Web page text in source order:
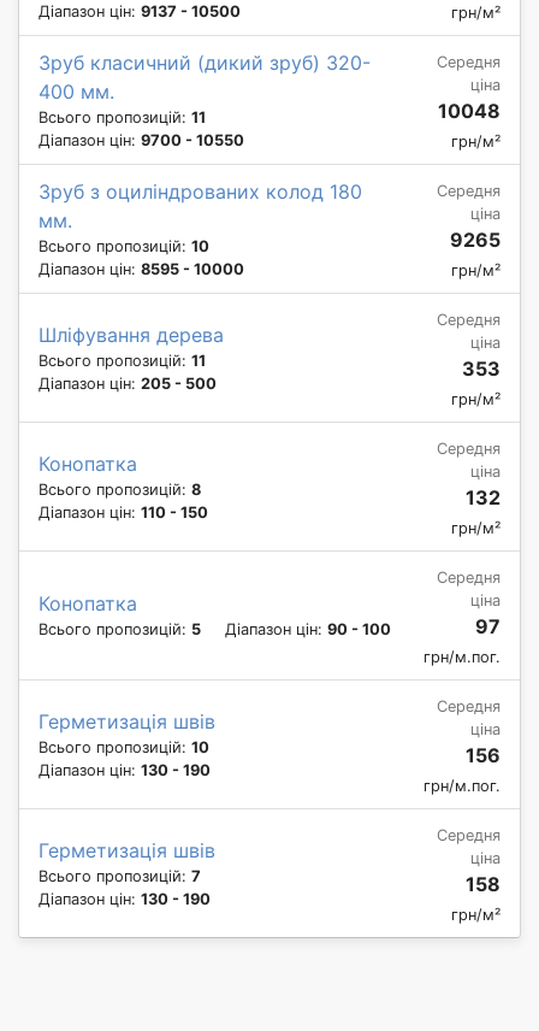
Діапазон цін: 9137 - 10500 грн/м²
Зруб класичний (дикий зруб) 320-
400 мм.
Всього пропозицій: 11
Діапазон цін: 9700 - 10550
Середня
ціна
10048
грн/м²
Зруб з оциліндрованих колод 180
мм.
Всього пропозицій: 10
Діапазон цін: 8595 - 10000
Середня
ціна
9265
грн/м²
Шліфування дерева
Всього пропозицій: 11
Діапазон цін: 205 - 500
Середня
ціна
353
грн/м²
Конопатка
Всього пропозицій: 8
Діапазон цін: 110 - 150
Середня
ціна
132
грн/м²
Конопатка
Всього пропозицій: 5 Діапазон цін: 90 - 100
Середня
ціна
97
грн/м.пог.
Герметизація швів
Всього пропозицій: 10
Діапазон цін: 130 - 190
Середня
ціна
156
грн/м.пог.
Герметизація швів
Всього пропозицій: 7
Діапазон цін: 130 - 190
Середня
ціна
158
грн/м²